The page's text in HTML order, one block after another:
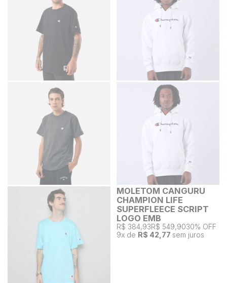
MOLETOM CANGURU
CHAMPION LIFE
SUPERFLEECE SCRIPT
LOGO EMB
R$ 384,93R$ 549,9030% OFF
9x de R$ 42,77 sem juros